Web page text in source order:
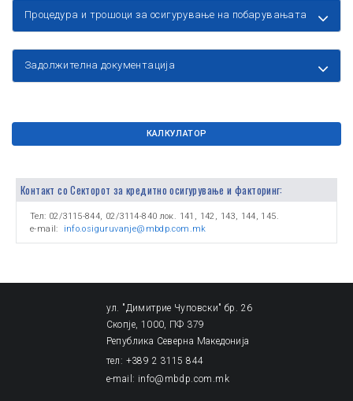
Процедура и трошоци за осигурување на побарувањата
Задолжителна документација
КАЛКУЛАТОР
Контакт со Секторот за кредитно осигурување и факторинг:
Тел: 02/3115-844, 02/3114-840 лок. 141, 142, 143, 144, 145.
e-mail:
info.osiguruvanje@mbdp.com.mk
ул. "Димитрие Чуповски" бр. 26
Скопје, 1000, ПФ 379
Република Северна Македонија
тел: +389 2 3115 844
e-mail: info@mbdp.com.mk